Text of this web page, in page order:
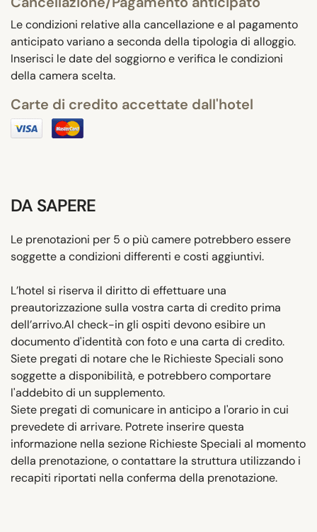
Le condizioni relative alla cancellazione e al pagamento
anticipato variano a seconda della tipologia di alloggio.
Inserisci le date del soggiorno e verifica le condizioni
della camera scelta.
Carte di credito accettate dall'hotel
DA SAPERE
Le prenotazioni per 5 o più camere potrebbero essere
soggette a condizioni differenti e costi aggiuntivi.
L’hotel si riserva il diritto di effettuare una
preautorizzazione sulla vostra carta di credito prima
dell’arrivo.Al check-in gli ospiti devono esibire un
documento d'identità con foto e una carta di credito.
Siete pregati di notare che le Richieste Speciali sono
soggette a disponibilità, e potrebbero comportare
l'addebito di un supplemento.
Siete pregati di comunicare in anticipo a l'orario in cui
prevedete di arrivare. Potrete inserire questa
informazione nella sezione Richieste Speciali al momento
della prenotazione, o contattare la struttura utilizzando i
recapiti riportati nella conferma della prenotazione.